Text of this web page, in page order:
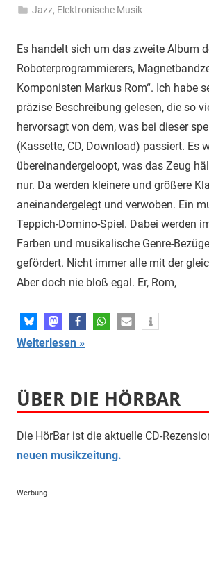
Jazz, Elektronische Musik
Es handelt sich um das zweite Album
Roboterprogrammierers,
Komponisten Markus Rom“. Ich habe
präzise Beschreibung gelesen, die so
hervorsagt von dem, was bei dieser
(Kassette, CD, Download) passiert. Es
übereinandergeloopt, was das Zeug
nur. Da werden kleinere und größere
aneinandergelegt und verwoben. Ein
Teppich-Domino-Spiel. Dabei werden
Farben und musikalische Genre-
gefördert. Nicht immer alle mit der
Aber doch nie bloß egal. Er, Rom,
Weiterlesen
ÜBER DIE HÖRBAR
Die HörBar ist die aktuelle CD-
neuen musikzeitung.
Werbung